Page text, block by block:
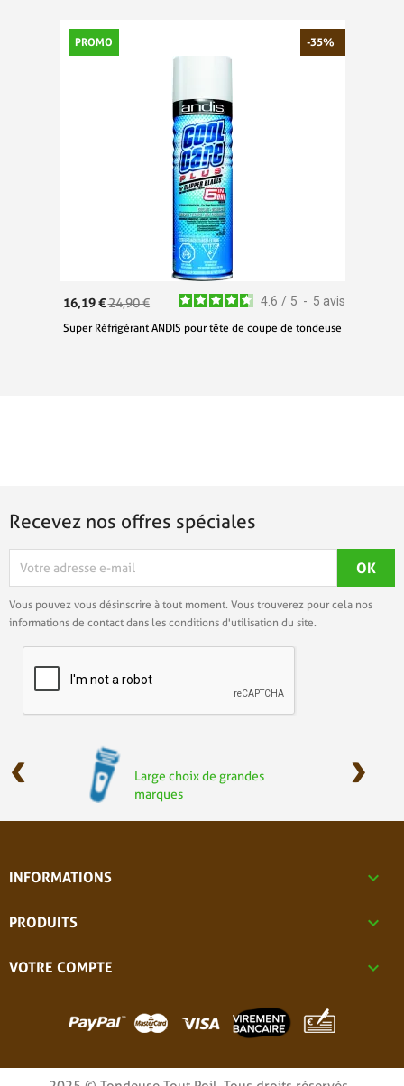
PROMO -35%
4.6 / 5 - 5 avis
16,19 €24,90 €
Super Réfrigérant ANDIS pour tête de coupe de tondeuse
Recevez nos offres spéciales
Vous pouvez vous désinscrire à tout moment. Vous trouverez pour cela nos
informations de contact dans les conditions d'utilisation du site.
Large choix de grandes
marques
‹ ›
INFORMATIONS 
PRODUITS 
VOTRE COMPTE 